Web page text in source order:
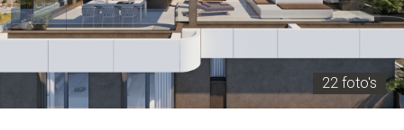
22 foto's